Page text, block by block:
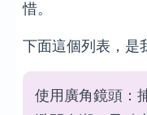
惜。
下面這個列表，是
使用廣角鏡頭：